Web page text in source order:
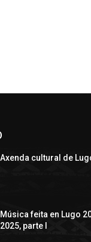
Axenda cultural de
Música feita en Lugo
2025, parte I